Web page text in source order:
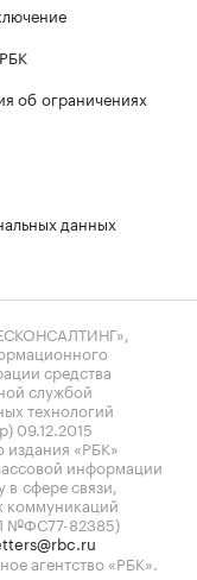
об ограничениях
данных
средства
службой
технологий
09.12.2015
«РБК»
информации
сфере связи,
коммуникаций
№ФС77-82385)
агентство «РБК».